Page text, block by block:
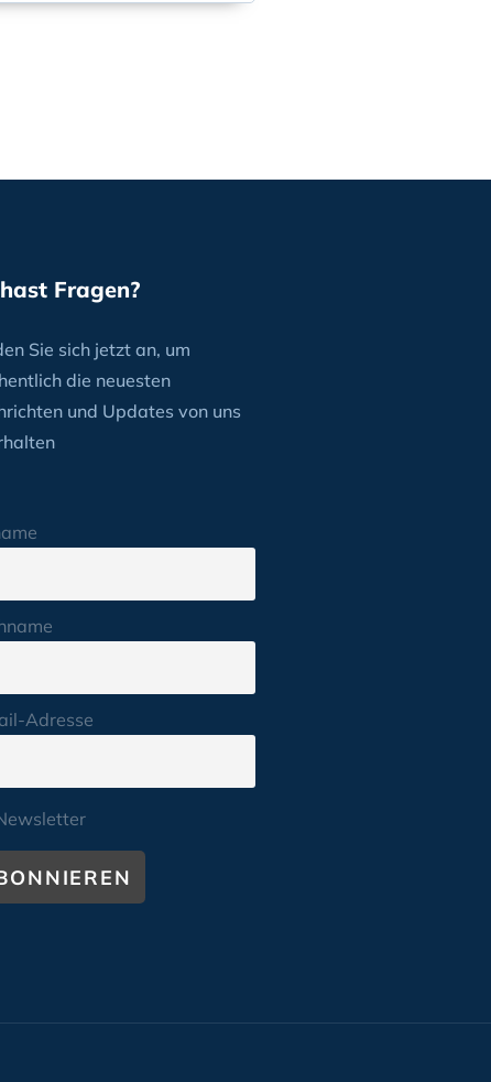
Fragen?
Sie sich jetzt an, um
die neuesten
und Updates von uns
Adresse